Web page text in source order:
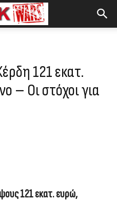
121 εκατ.
– Οι στόχοι για
121 εκατ. ευρώ,